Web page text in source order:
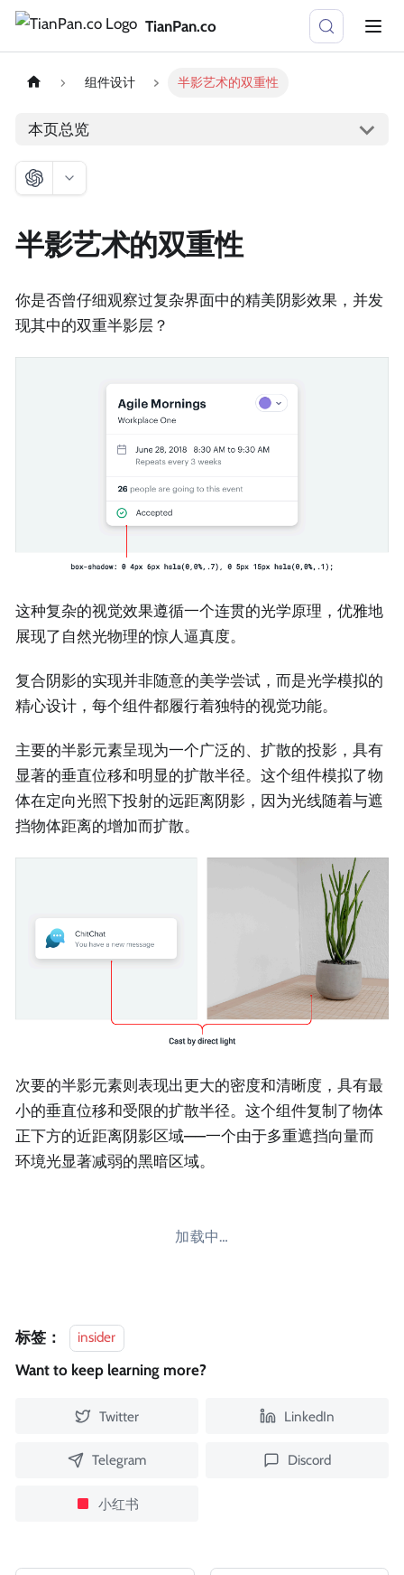
TianPan.co
组件设计 半影艺术的双重性
本页总览
半影艺术的双重性
你是否曾仔细观察过复杂界面中的精美阴影效果，并发
现其中的双重半影层？
这种复杂的视觉效果遵循一个连贯的光学原理，优雅地
展现了自然光物理的惊人逼真度。
复合阴影的实现并非随意的美学尝试，而是光学模拟的
精心设计，每个组件都履行着独特的视觉功能。
主要的半影元素呈现为一个广泛的、扩散的投影，具有
显著的垂直位移和明显的扩散半径。这个组件模拟了物
体在定向光照下投射的远距离阴影，因为光线随着与遮
挡物体距离的增加而扩散。
次要的半影元素则表现出更大的密度和清晰度，具有最
小的垂直位移和受限的扩散半径。这个组件复制了物体
正下方的近距离阴影区域——一个由于多重遮挡向量而
环境光显著减弱的黑暗区域。
加载中…
标签： insider
Want to keep learning more?
Twitter LinkedIn
Telegram Discord
小红书